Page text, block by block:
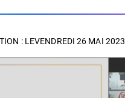
: LEVENDREDI 26 MAI 2023